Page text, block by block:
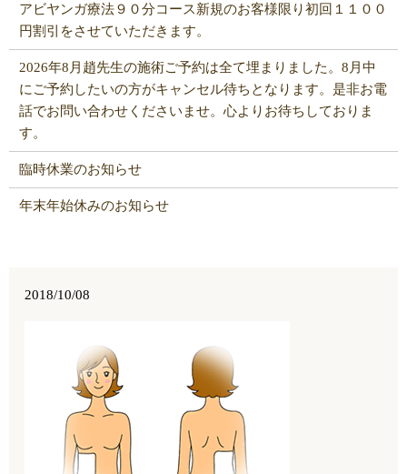
アビヤンガ療法９０分コース新規のお客様限り初回１１００
円割引をさせていただきます。
2026年8月趙先生の施術ご予約は全て埋まりました。8月中
にご予約したいの方がキャンセル待ちとなります。是非お電
話でお問い合わせくださいませ。心よりお待ちしておりま
す。
臨時休業のお知らせ
年末年始休みのお知らせ
2018/10/08